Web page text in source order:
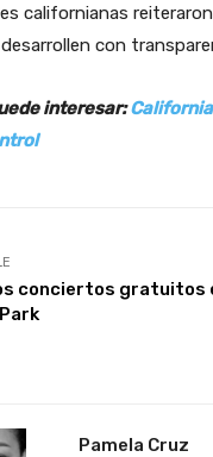
californianas
con
interesar:
conciertos gratuitos
Pamela Cruz